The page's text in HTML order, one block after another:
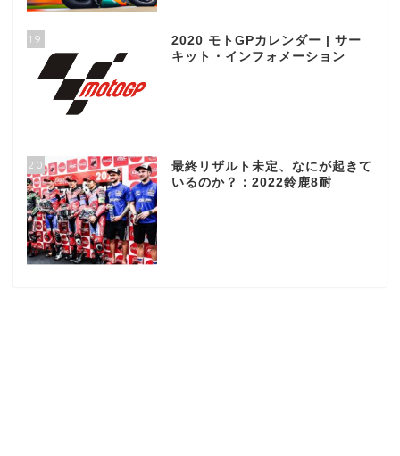
19
2020 モトGPカレンダー | サー
キット・インフォメーション
20
最終リザルト未定、なにが起きて
いるのか？：2022鈴鹿8耐